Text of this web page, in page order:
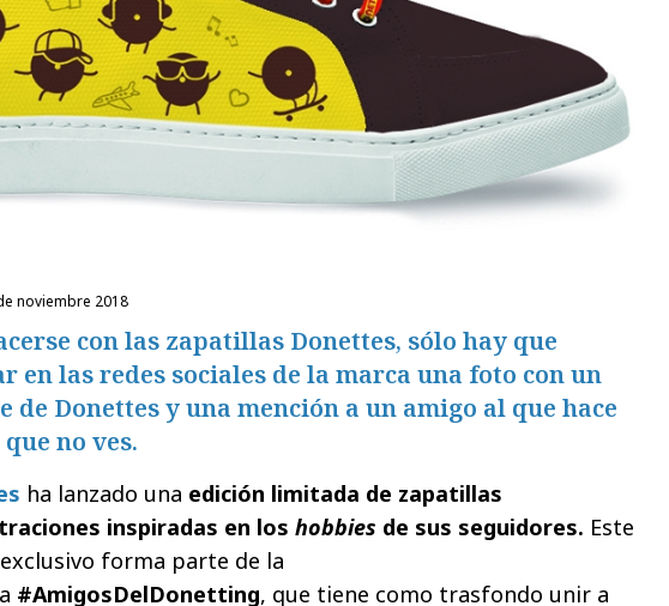
noviembre 2018
con las zapatillas Donettes, sólo hay que
en las redes sociales de la marca una foto con un
de Donettes y una mención a un amigo al que hace
no ves.
ha lanzado una edición limitada de zapatillas
inspiradas en los hobbies de sus seguidores. Este
forma parte de la
#AmigosDelDonetting, que tiene como trasfondo unir a